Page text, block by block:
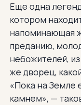
Еще одна
котором
напоминающая
преданию,
небожителей,
же дворец,
«Пока на Земле
камнем», —